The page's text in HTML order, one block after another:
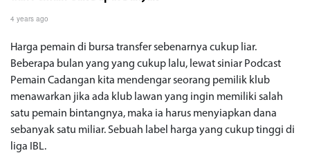
4 years ago
Harga pemain di bursa transfer sebenarnya cukup liar.
Beberapa bulan yang yang cukup lalu, lewat siniar Podcast
Pemain Cadangan kita mendengar seorang pemilik klub
menawarkan jika ada klub lawan yang ingin memiliki salah
satu pemain bintangnya, maka ia harus menyiapkan dana
sebanyak satu miliar. Sebuah label harga yang cukup tinggi di
liga IBL.